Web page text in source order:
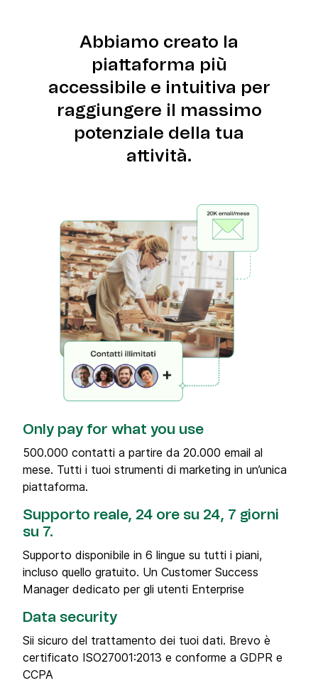
Abbiamo creato la
piattaforma più
accessibile e intuitiva per
raggiungere il massimo
potenziale della tua
attività.
Only pay for what you use
500.000 contatti a partire da 20.000 email al
mese. Tutti i tuoi strumenti di marketing in un’unica
piattaforma.
Supporto reale, 24 ore su 24, 7 giorni
su 7.
Supporto disponibile in 6 lingue su tutti i piani,
incluso quello gratuito. Un Customer Success
Manager dedicato per gli utenti Enterprise
Data security
Sii sicuro del trattamento dei tuoi dati. Brevo è
certificato ISO27001:2013 e conforme a GDPR e
CCPA